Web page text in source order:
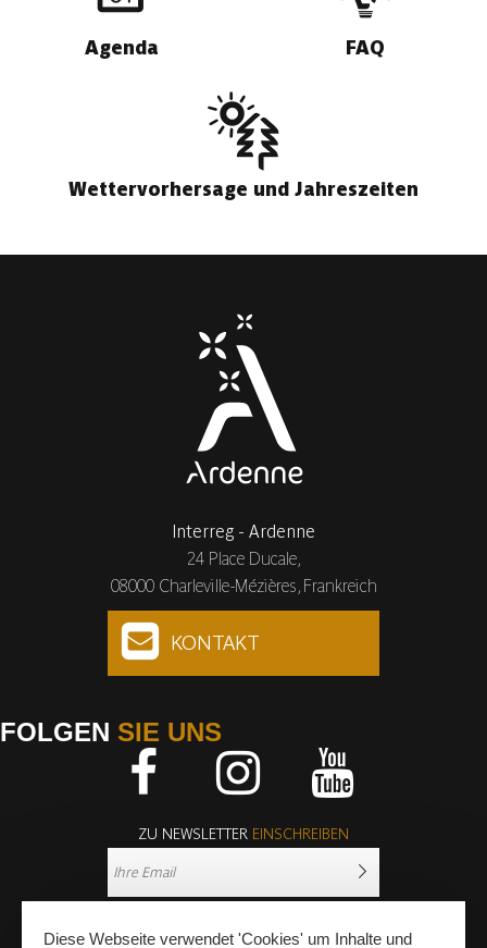
Agenda FAQ
Wettervorhersage und Jahreszeiten
Interreg - Ardenne
24 Place Ducale,
08000 Charleville-Mézières, Frankreich
KONTAKT
FOLGEN SIE UNS
ZU NEWSLETTER EINSCHREIBEN
Diese Webseite verwendet 'Cookies' um Inhalte und